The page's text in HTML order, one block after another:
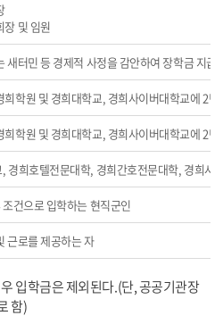
및 임원
터민 등 경제적 사정을 감안하여 장학금 지급
학원 및 경희대학교, 경희사이버대학교에 2년
학원 및 경희대학교, 경희사이버대학교에 2
희호텔전문대학, 경희간호전문대학, 경희사
건으로 입학하는 현직군인
근로를 제공하는 자
입학금은 제외된다.(단, 공공기관장
함)